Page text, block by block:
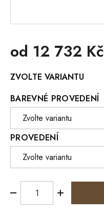
od 12 732 Kč
cena:
ZVOLTE VARIANTU
BAREVNÉ PROVEDENÍ
PROVEDENÍ